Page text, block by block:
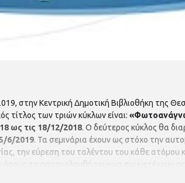
στην Κεντρική Δημοτική Βιβλιοθήκη της
τίτλος των τριών κύκλων είναι:
ως τις 18/12/2018. Ο δεύτερος κύκλος θα
6/2019. Τα σεμινάρια έχουν ως στόχο την
την εύρεση του ταλέντου του κάθε ατόμου
όσους τα παρακολουθήσουν να συμμετέχουν